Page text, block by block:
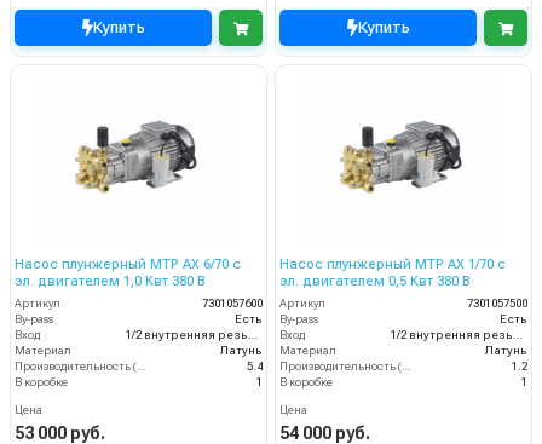
Купить Купить
Насос плунжерный MTP AX 6/70 с
эл. двигателем 1,0 Квт 380 В
Артикул
7301057600
By-pass
Есть
Вход
Материал
Латунь
5.4
В коробке
1
Цена
53 000 руб.
Насос плунжерный MTP AX 1/70 с
эл. двигателем 0,5 Квт 380 В
Артикул
7301057500
By-pass
Есть
Вход
Материал
Латунь
1.2
В коробке
1
Цена
54 000 руб.